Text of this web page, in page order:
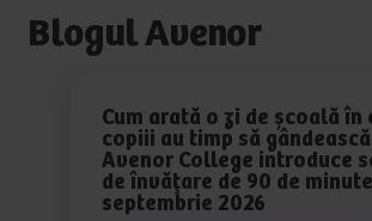
Blogul Avenor
Cum arată o zi de școală în
copiii au timp să
Avenor College introduce
de învățare de 90 de
septembrie 2026